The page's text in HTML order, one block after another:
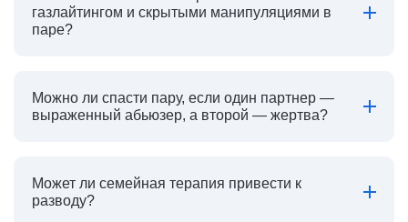
газлайтингом и скрытыми манипуляциями в
паре?
Можно ли спасти пару, если один партнер —
выраженный абьюзер, а второй — жертва?
Может ли семейная терапия привести к
разводу?